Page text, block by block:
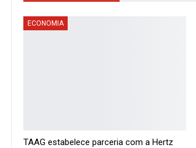
ECONOMIA
TAAG estabelece parceria com a Hertz